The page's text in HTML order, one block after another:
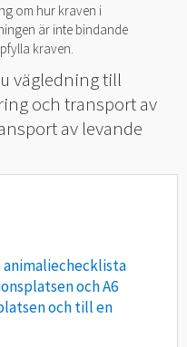
om hur kraven i
är inte bindande
kraven.
vägledning till
och transport av
av levande
animaliechecklista
och A6
och till en